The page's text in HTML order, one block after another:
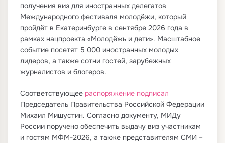
получения виз для иностранных делегатов
Международного фестиваля молодёжи, который
пройдёт в Екатеринбурге в сентябре 2026 года в
рамках нацпроекта «Молодёжь и дети». Масштабное
событие посетят 5 000 иностранных молодых
лидеров, а также сотни гостей, зарубежных
журналистов и блогеров.
Соответствующее распоряжение подписал
Председатель Правительства Российской Федерации
Михаил Мишустин. Согласно документу, МИДу
России поручено обеспечить выдачу виз участникам
и гостям МФМ-2026, а также представителям СМИ –